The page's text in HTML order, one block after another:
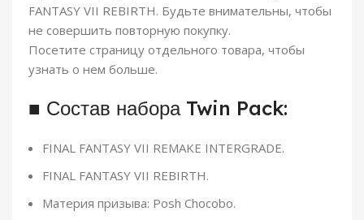
FANTASY VII REBIRTH. Будьте внимательны, чтобы
не совершить повторную покупку.
Посетите страницу отдельного товара, чтобы
узнать о нем больше.
■ Состав набора Twin Pack:
FINAL FANTASY VII REMAKE INTERGRADE.
FINAL FANTASY VII REBIRTH.
Материя призыва: Posh Chocobo.